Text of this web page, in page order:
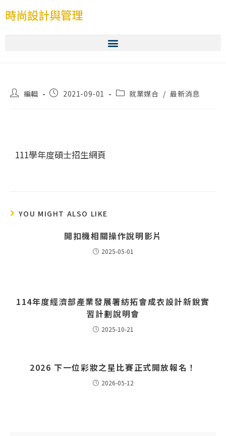
時尚設計與管理
編輯 2021-09-01 就業媒合 / 最新消息
111學年度碩士招生網頁
YOU MIGHT ALSO LIKE
開扣機相關操作說明影片
2025-05-01
114年度經濟部產業發展署紡拓會成衣設計新銳實
習計劃說明會
2025-10-21
2026 下一位彩妝之星比賽正式開放報名！
2026-05-12